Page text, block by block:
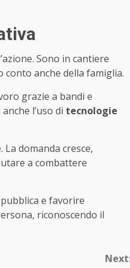
Sono in cantiere
anche della famiglia.
grazie a bandi e
l’uso di tecnologie
domanda cresce,
a combattere
e favorire
riconoscendo il